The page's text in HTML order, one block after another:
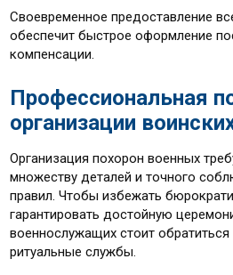
Своевременное предоставление
обеспечит быстрое оформление
компенсации.
Профессиональная
организации
Организация похорон военных
множеству деталей и точного
правил. Чтобы избежать
гарантировать достойную
военнослужащих стоит
ритуальные службы.